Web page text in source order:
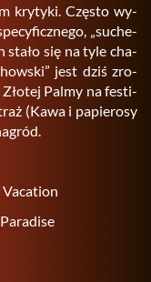
kry­ty­ki. Czę­sto wy­
„su­che­
stało się na tyle cha­
jest dziś zro­
Zło­tej Palmy na fe­sti­
(Kawa i pa­pie­ro­sy